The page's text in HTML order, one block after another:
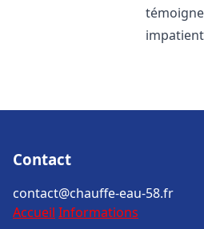
Contact
contact@chauffe-eau-58.fr
Accueil Informations